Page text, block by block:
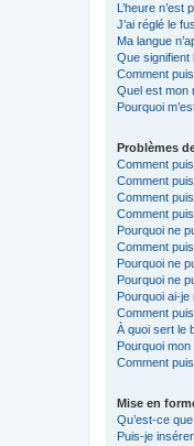
L’heure n’est
J’ai réglé le
Ma langue
Que signifient
Comment
Quel est mon
Pourquoi
Problèmes
Comment
Comment
Comment
Comment
Pourquoi ne
Comment
Pourquoi ne
Pourquoi ne
Pourquoi ai-
Comment
À quoi sert le
Pourquoi
Comment
Mise en
Qu’est-ce
Puis-je